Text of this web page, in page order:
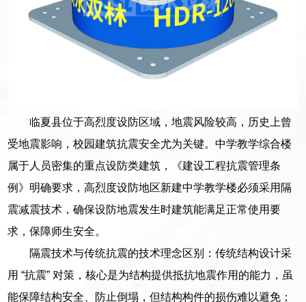
临夏县位于高烈度设防区域，地震风险较高，历史上曾
受地震影响，校园建筑抗震安全尤为关键。中学教学综合楼
属于人员密集的重点设防类建筑，《建设工程抗震管理条
例》明确要求，高烈度设防地区新建中学教学楼必须采用隔
震减震技术，确保设防地震发生时建筑能满足正常使用要
求，保障师生安全。
隔震技术与传统抗震的技术理念区别：传统结构设计采
用 “抗震” 对策，核心是为结构提供抵抗地震作用的能力，虽
能保障结构安全、防止倒塌，但结构构件的损伤难以避免；